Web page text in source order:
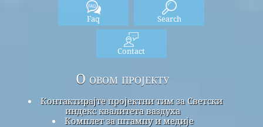
Faq Search
Contact
О овом пројекту
Контактирајте пројектни тим за Светски
индекс квалитета ваздуха
Комплет за штампу и медије